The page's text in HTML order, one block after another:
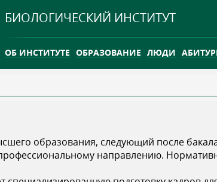
БИОЛОГИЧЕСКИЙ ИНСТИТУТ
ОБ ИНСТИТУТЕ ОБРАЗОВАНИЕ ЛЮДИ
INTERNATIONAL
образования, следующий после
направлению.